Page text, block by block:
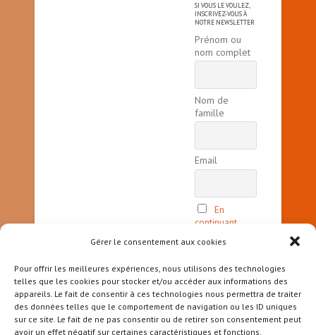
Gérer le consentement aux cookies
Pour offrir les meilleures expériences, nous utilisons des technologies
telles que les cookies pour stocker et/ou accéder aux informations des
appareils. Le fait de consentir à ces technologies nous permettra de traiter
des données telles que le comportement de navigation ou les ID uniques
sur ce site. Le fait de ne pas consentir ou de retirer son consentement peut
avoir un effet négatif sur certaines caractéristiques et fonctions.
SI VOUS LE VOULEZ,
INSCRIVEZ-VOUS À
NOTRE NEWSLETTER
Prénom ou
nom complet
Nom de
famille
Email
En
continuant,
la politique
confidentialité